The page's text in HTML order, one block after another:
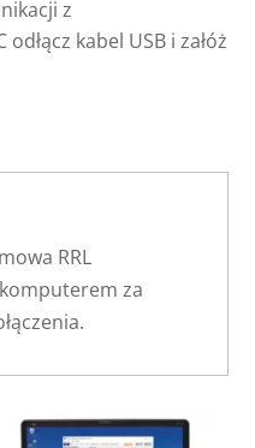
z
kabel USB i załóż
RRL
za